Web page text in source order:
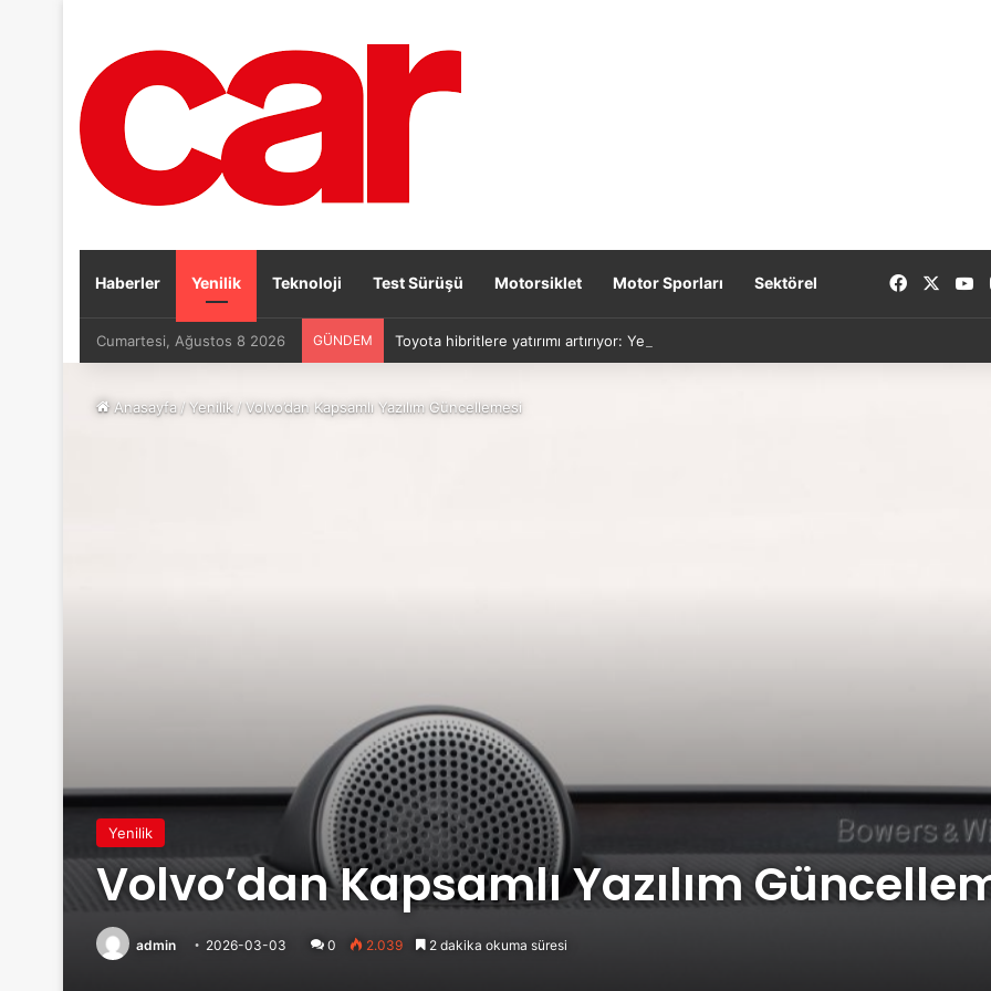
Haberler Yenilik Teknoloji Test Sürüşü Motorsiklet Motor Sporları Sektörel Facebook
Cumartesi, Ağustos 8 2026 GÜNDEM Toyota hibritlere yatırımı artırıyor: Yeni nesil bataryalar 2027’de geliyor
Anasayfa /Yenilik /Volvo’dan Kapsamlı Yazılım Güncellemesi
Yenilik
Volvo’dan Kapsamlı Yazılım
admin 2026-03-03 0 2.039 2 dakika okuma süresi